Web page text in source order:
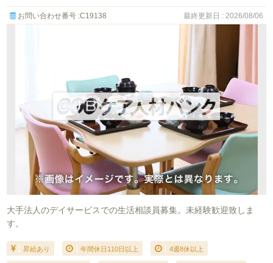
お問い合わせ番号 :C19138 最終更新日 : 2026/08/06
大手法人のデイサービスでの生活相談員募集。未経験歓迎致しま
す。
昇給あり 年間休日110日以上 4週8休以上